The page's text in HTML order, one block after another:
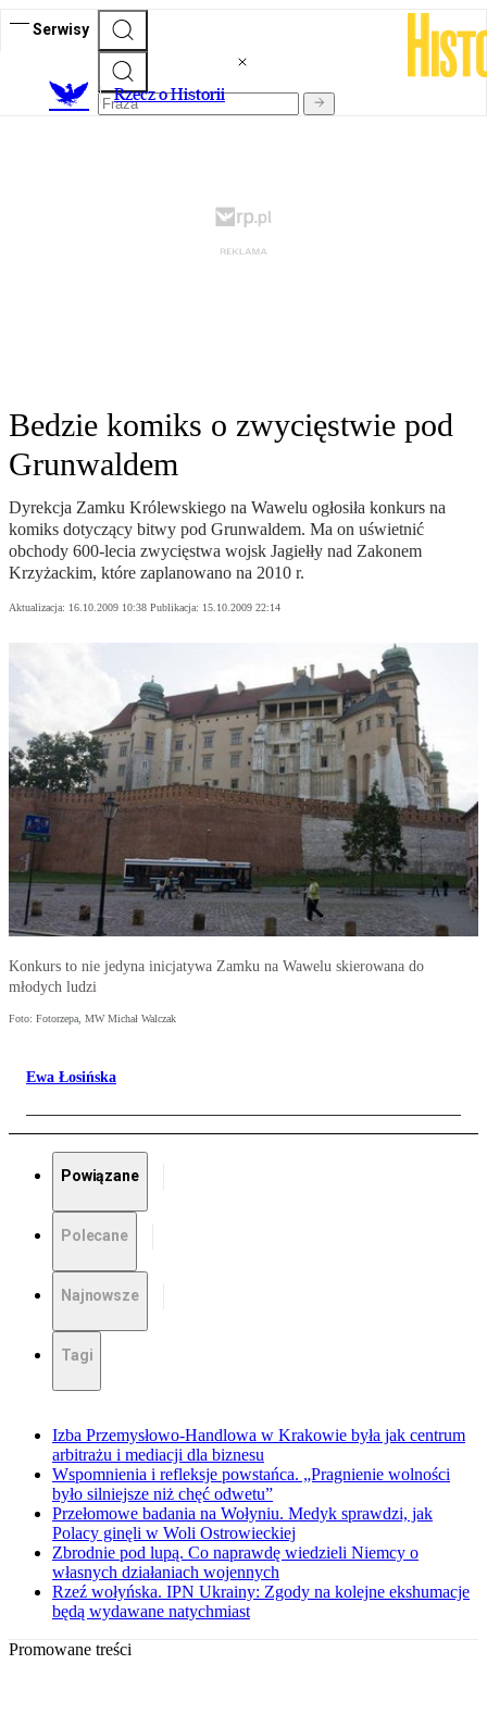
Serwisy
Rzecz o Historii
Bedzie komiks o zwycięstwie pod
Grunwaldem
Dyrekcja Zamku Królewskiego na Wawelu ogłosiła konkurs na
komiks dotyczący bitwy pod Grunwaldem. Ma on uświetnić
obchody 600-lecia zwycięstwa wojsk Jagiełły nad Zakonem
Krzyżackim, które zaplanowano na 2010 r.
Aktualizacja: 16.10.2009 10:38 Publikacja: 15.10.2009 22:14
Konkurs to nie jedyna inicjatywa Zamku na Wawelu skierowana do
młodych ludzi
Foto: Fotorzepa, MW Michał Walczak
Ewa Łosińska
Powiązane
Polecane
Najnowsze
Tagi
Izba Przemysłowo-Handlowa w Krakowie była jak centrum
arbitrażu i mediacji dla biznesu
Wspomnienia i refleksje powstańca. „Pragnienie wolności
było silniejsze niż chęć odwetu”
Przełomowe badania na Wołyniu. Medyk sprawdzi, jak
Polacy ginęli w Woli Ostrowieckiej
Zbrodnie pod lupą. Co naprawdę wiedzieli Niemcy o
własnych działaniach wojennych
Rzeź wołyńska. IPN Ukrainy: Zgody na kolejne ekshumacje
będą wydawane natychmiast
Promowane treści